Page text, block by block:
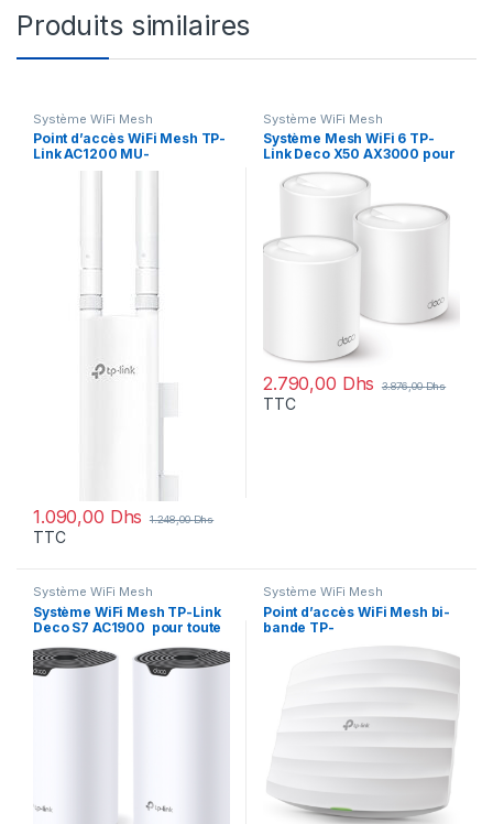
Produits similaires
Système WiFi Mesh
Point d’accès WiFi Mesh TP-
Link AC1200 MU-
MIMO Gigabit Extérieur (IP6
1.090,00 Dhs 1.248,00Dhs
TTC
Système WiFi Mesh
Système Mesh WiFi 6 TP-
Link Deco X50 AX3000 pour
toute la maison 3 packs
(DECOX50_3-PACK)
2.790,00 Dhs 3.876,00Dhs
TTC
Système WiFi Mesh
Système WiFi Mesh TP-Link
Deco S7 AC1900 pour toute
la maison 2 packs
(DECOS7_2-PACK)
Système WiFi Mesh
Point d’accès WiFi Mesh bi-
bande TP-
Link AC1350 PoE Gigabit –